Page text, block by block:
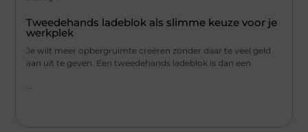
Tweedehands ladeblok als slimme keuze voor je
werkplek
Je wilt meer opbergruimte creëren zonder daar te veel geld
aan uit te geven. Een tweedehands ladeblok is dan een